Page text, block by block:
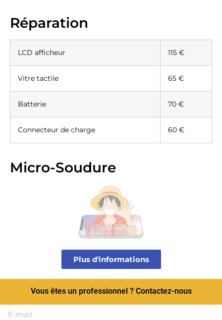
Réparation
LCD afficheur 115 €
Vitre tactile 65 €
Batterie 70 €
Connecteur de charge 60 €
Micro-Soudure
Plus d'informations
Vous êtes un professionnel ? Contactez-nous